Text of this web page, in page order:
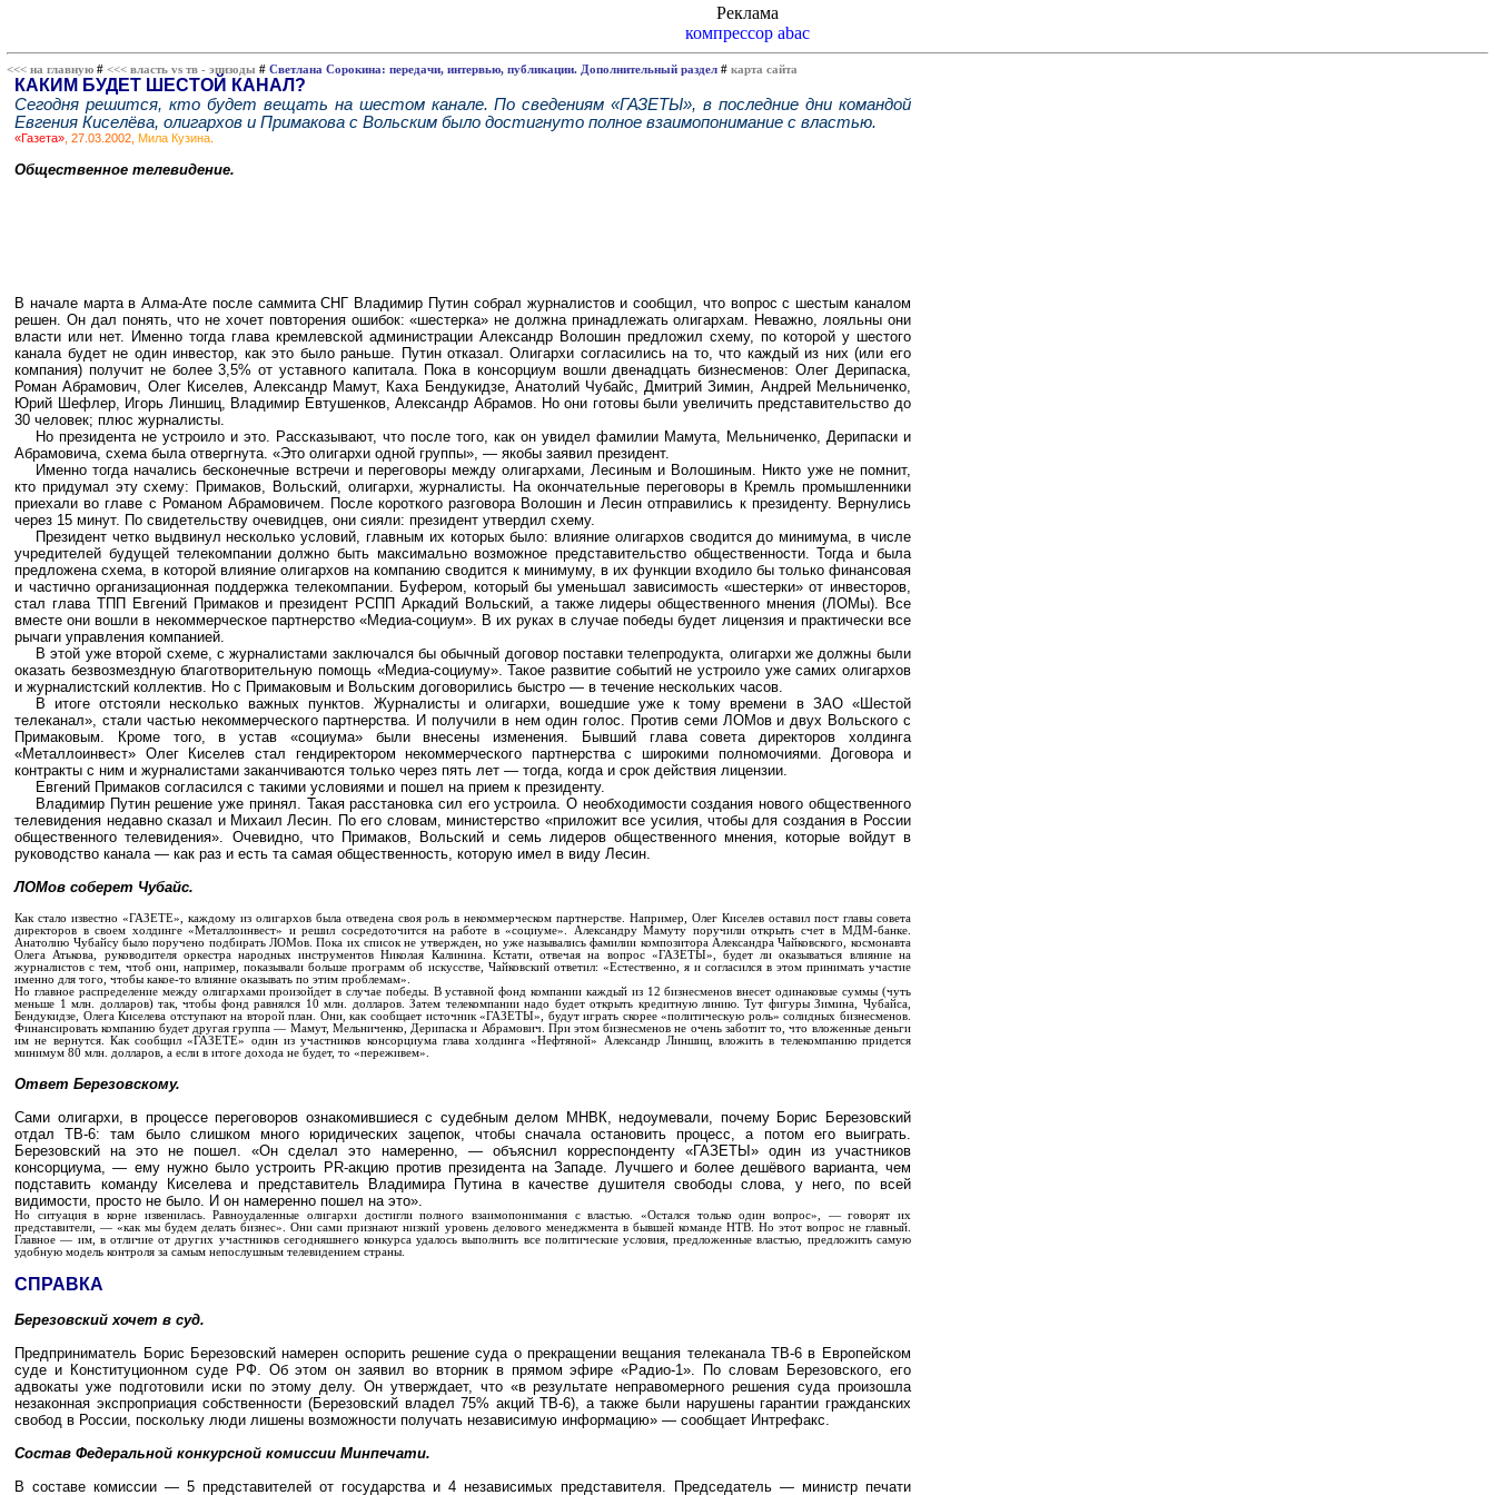
Реклама
компрессор abac
<<< на главную # <<< власть vs тв - эпизоды # Светлана Сорокина: передачи, интервью, публикации. Дополнительный раздел # карта сайта
КАКИМ БУДЕТ ШЕСТОЙ КАНАЛ?
Сегодня решится, кто будет вещать на шестом канале. По сведениям «ГАЗЕТЫ», в последние дни командой
Евгения Киселёва, олигархов и Примакова с Вольским было достигнуто полное взаимопонимание с властью.
«Газета» , 27.03.2002,Мила Кузина
Общественное телевидение.
В начале марта в Алма-Ате после саммита СНГ Владимир Путин собрал журналистов и сообщил, что вопрос с шестым каналом
решен. Он дал понять, что не хочет повторения ошибок: «шестерка» не должна принадлежать олигархам. Неважно, лояльны они
власти или нет. Именно тогда глава кремлевской администрации Александр Волошин предложил схему, по которой у шестого
канала будет не один инвестор, как это было раньше. Путин отказал. Олигархи согласились на то, что каждый из них (или его
компания) получит не более 3,5% от уставного капитала. Пока в консорциум вошли двенадцать бизнесменов: Олег Дерипаска,
Роман Абрамович, Олег Киселев, Александр Мамут, Каха Бендукидзе, Анатолий Чубайс, Дмитрий Зимин, Андрей Мельниченко,
Юрий Шефлер, Игорь Линшиц, Владимир Евтушенков, Александр Абрамов. Но они готовы были увеличить представительство до
30 человек; плюс журналисты.
Но президента не устроило и это. Рассказывают, что после того, как он увидел фамилии Мамута, Мельниченко, Дерипаски и
Абрамовича, схема была отвергнута. «Это олигархи одной группы», — якобы заявил президент.
Именно тогда начались бесконечные встречи и переговоры между олигархами, Лесиным и Волошиным. Никто уже не помнит,
кто придумал эту схему: Примаков, Вольский, олигархи, журналисты. На окончательные переговоры в Кремль промышленники
приехали во главе с Романом Абрамовичем. После короткого разговора Волошин и Лесин отправились к президенту. Вернулись
через 15 минут. По свидетельству очевидцев, они сияли: президент утвердил схему.
Президент четко выдвинул несколько условий, главным их которых было: влияние олигархов сводится до минимума, в числе
учредителей будущей телекомпании должно быть максимально возможное представительство общественности. Тогда и была
предложена схема, в которой влияние олигархов на компанию сводится к минимуму, в их функции входило бы только финансовая
и частично организационная поддержка телекомпании. Буфером, который бы уменьшал зависимость «шестерки» от инвесторов,
стал глава ТПП Евгений Примаков и президент РСПП Аркадий Вольский, а также лидеры общественного мнения (ЛОМы). Все
вместе они вошли в некоммерческое партнерство «Медиа-социум». В их руках в случае победы будет лицензия и практически все
рычаги управления компанией.
В этой уже второй схеме, с журналистами заключался бы обычный договор поставки телепродукта, олигархи же должны были
оказать безвозмездную благотворительную помощь «Медиа-социуму». Такое развитие событий не устроило уже самих олигархов
и журналистский коллектив. Но с Примаковым и Вольским договорились быстро — в течение нескольких часов.
В итоге отстояли несколько важных пунктов. Журналисты и олигархи, вошедшие уже к тому времени в ЗАО «Шестой
телеканал», стали частью некоммерческого партнерства. И получили в нем один голос. Против семи ЛОМов и двух Вольского с
Примаковым. Кроме того, в устав «социума» были внесены изменения. Бывший глава совета директоров холдинга
«Металлоинвест» Олег Киселев стал гендиректором некоммерческого партнерства с широкими полномочиями. Договора и
контракты с ним и журналистами заканчиваются только через пять лет — тогда, когда и срок действия лицензии.
Евгений Примаков согласился с такими условиями и пошел на прием к президенту.
Владимир Путин решение уже принял. Такая расстановка сил его устроила. О необходимости создания нового общественного
телевидения недавно сказал и Михаил Лесин. По его словам, министерство «приложит все усилия, чтобы для создания в России
общественного телевидения». Очевидно, что Примаков, Вольский и семь лидеров общественного мнения, которые войдут в
руководство канала — как раз и есть та самая общественность, которую имел в виду Лесин.
ЛОМов соберет Чубайс.
Как стало известно «ГАЗЕТЕ», каждому из олигархов была отведена своя роль в некоммерческом партнерстве. Например, Олег Киселев оставил пост главы совета
директоров в своем холдинге «Металлоинвест» и решил сосредоточится на работе в «социуме». Александру Мамуту поручили открыть счет в МДМ-банке.
Анатолию Чубайсу было поручено подбирать ЛОМов. Пока их список не утвержден, но уже назывались фамилии композитора Александра Чайковского, космонавта
Олега Атькова, руководителя оркестра народных инструментов Николая Калинина. Кстати, отвечая на вопрос «ГАЗЕТЫ», будет ли оказываться влияние на
журналистов с тем, чтоб они, например, показывали больше программ об искусстве, Чайковский ответил: «Естественно, я и согласился в этом принимать участие
именно для того, чтобы какое-то влияние оказывать по этим проблемам».
Но главное распределение между олигархами произойдет в случае победы. В уставной фонд компании каждый из 12 бизнесменов внесет одинаковые суммы (чуть
меньше 1 млн. долларов) так, чтобы фонд равнялся 10 млн. долларов. Затем телекомпании надо будет открыть кредитную линию. Тут фигуры Зимина, Чубайса,
Бендукидзе, Олега Киселева отступают на второй план. Они, как сообщает источник «ГАЗЕТЫ», будут играть скорее «политическую роль» солидных бизнесменов.
Финансировать компанию будет другая группа — Мамут, Мельниченко, Дерипаска и Абрамович. При этом бизнесменов не очень заботит то, что вложенные деньги
им не вернутся. Как сообщил «ГАЗЕТЕ» один из участников консорциума глава холдинга «Нефтяной» Александр Линшиц, вложить в телекомпанию придется
минимум 80 млн. долларов, а если в итоге дохода не будет, то «переживем».
Ответ Березовскому.
Сами олигархи, в процессе переговоров ознакомившиеся с судебным делом МНВК, недоумевали, почему Борис Березовский
отдал ТВ-6: там было слишком много юридических зацепок, чтобы сначала остановить процесс, а потом его выиграть.
Березовский на это не пошел. «Он сделал это намеренно, — объяснил корреспонденту «ГАЗЕТЫ» один из участников
консорциума, — ему нужно было устроить PR-акцию против президента на Западе. Лучшего и более дешёвого варианта, чем
подставить команду Киселева и представитель Владимира Путина в качестве душителя свободы слова, у него, по всей
видимости, просто не было. И он намеренно пошел на это».
Но ситуация в корне извенилась. Равноудаленные олигархи достигли полного взаимопонимания с властью. «Остался только один вопрос», — говорят их
представители, — «как мы будем делать бизнес». Они сами признают низкий уровень делового менеджмента в бывшей команде НТВ. Но этот вопрос не главный.
Главное — им, в отличие от других участников сегодняшнего конкурса удалось выполнить все политические условия, предложенные властью, предложить самую
удобную модель контроля за самым непослушным телевидением страны.
СПРАВКА
Березовский хочет в суд.
Предприниматель Борис Березовский намерен оспорить решение суда о прекращении вещания телеканала ТВ-6 в Европейском
суде и Конституционном суде РФ. Об этом он заявил во вторник в прямом эфире «Радио-1». По словам Березовского, его
адвокаты уже подготовили иски по этому делу. Он утверждает, что «в результате неправомерного решения суда произошла
незаконная экспроприация собственности (Березовский владел 75% акций ТВ-6), а также были нарушены гарантии гражданских
свобод в России, поскольку люди лишены возможности получать независимую информацию» — сообщает Интрефакс.
Состав Федеральной конкурсной комиссии Минпечати.
В составе комиссии — 5 представителей от государства и 4 независимых представителя. Председатель — министр печати